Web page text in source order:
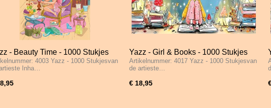
- Beauty Time - 1000 Stukjes
4003 Yazz - 1000 Stukjesvan
Inha…
Yazz - Girl & Books - 1000 Stukjes
Artikelnummer: 4017 Yazz - 1000 Stukjesvan
de artieste…
€ 18,95